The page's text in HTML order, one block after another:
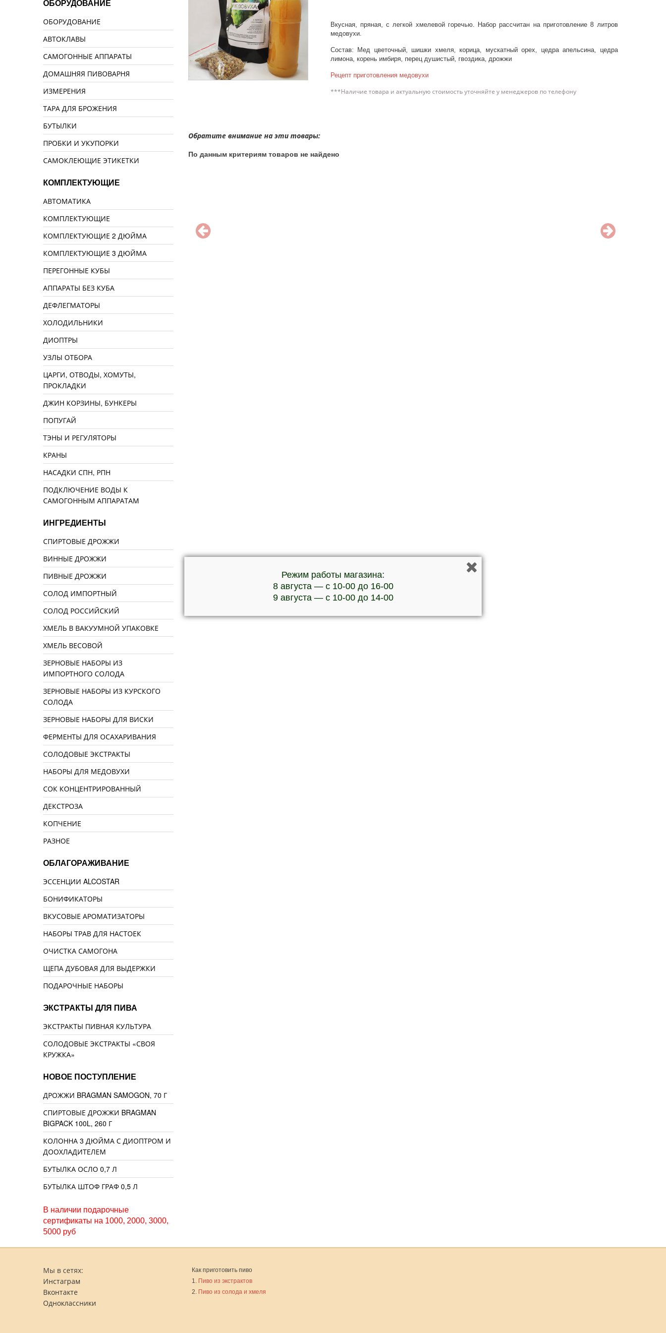
Вкусная, пряная, с легкой хмелевой горечью. Набор рассчитан на приготовление 8 литров
медовухи.
Состав: Мед цветочный, шишки хмеля, корица, мускатный орех, цедра апельсина, цедра
лимона, корень имбиря, перец душистый, гвоздика, дрожжи
Рецепт приготовления медовухи
***Наличие товара и актуальную стоимость уточняйте у менеджеров по телефону
Обратите внимание на эти товары:
По данным критериям товаров не найдено
ОБОРУДОВАНИЕ
ОБОРУДОВАНИЕ
АВТОКЛАВЫ
САМОГОННЫЕ АППАРАТЫ
ДОМАШНЯЯ ПИВОВАРНЯ
ИЗМЕРЕНИЯ
ТАРА ДЛЯ БРОЖЕНИЯ
БУТЫЛКИ
ПРОБКИ И УКУПОРКИ
САМОКЛЕЮЩИЕ ЭТИКЕТКИ
КОМПЛЕКТУЮЩИЕ
АВТОМАТИКА
КОМПЛЕКТУЮЩИЕ
КОМПЛЕКТУЮЩИЕ 2 ДЮЙМА
КОМПЛЕКТУЮЩИЕ 3 ДЮЙМА
ПЕРЕГОННЫЕ КУБЫ
АППАРАТЫ БЕЗ КУБА
ДЕФЛЕГМАТОРЫ
ХОЛОДИЛЬНИКИ
ДИОПТРЫ
УЗЛЫ ОТБОРА
ЦАРГИ, ОТВОДЫ, ХОМУТЫ,
ПРОКЛАДКИ
ДЖИН КОРЗИНЫ, БУНКЕРЫ
ПОПУГАЙ
ТЭНЫ И РЕГУЛЯТОРЫ
КРАНЫ
НАСАДКИ СПН, РПН
ПОДКЛЮЧЕНИЕ ВОДЫ К
САМОГОННЫМ АППАРАТАМ
ИНГРЕДИЕНТЫ
СПИРТОВЫЕ ДРОЖЖИ
ВИННЫЕ ДРОЖЖИ
ПИВНЫЕ ДРОЖЖИ
СОЛОД ИМПОРТНЫЙ
СОЛОД РОССИЙСКИЙ
ХМЕЛЬ В ВАКУУМНОЙ УПАКОВКЕ
ХМЕЛЬ ВЕСОВОЙ
ЗЕРНОВЫЕ НАБОРЫ ИЗ
ИМПОРТНОГО СОЛОДА
ЗЕРНОВЫЕ НАБОРЫ ИЗ КУРСКОГО
СОЛОДА
ЗЕРНОВЫЕ НАБОРЫ ДЛЯ ВИСКИ
ФЕРМЕНТЫ ДЛЯ ОСАХАРИВАНИЯ
СОЛОДОВЫЕ ЭКСТРАКТЫ
НАБОРЫ ДЛЯ МЕДОВУХИ
СОК КОНЦЕНТРИРОВАННЫЙ
ДЕКСТРОЗА
КОПЧЕНИЕ
РАЗНОЕ
ОБЛАГОРАЖИВАНИЕ
ЭССЕНЦИИ ALCOSTAR
БОНИФИКАТОРЫ
ВКУСОВЫЕ АРОМАТИЗАТОРЫ
НАБОРЫ ТРАВ ДЛЯ НАСТОЕК
ОЧИСТКА САМОГОНА
ЩЕПА ДУБОВАЯ ДЛЯ ВЫДЕРЖКИ
ПОДАРОЧНЫЕ НАБОРЫ
ЭКСТРАКТЫ ДЛЯ ПИВА
ЭКСТРАКТЫ ПИВНАЯ КУЛЬТУРА
СОЛОДОВЫЕ ЭКСТРАКТЫ «СВОЯ
КРУЖКА»
НОВОЕ ПОСТУПЛЕНИЕ
ДРОЖЖИ BRAGMAN SAMOGON, 70 Г
СПИРТОВЫЕ ДРОЖЖИ BRAGMAN
BIGPACK 100L, 260 Г
КОЛОННА 3 ДЮЙМА С ДИОПТРОМ И
ДООХЛАДИТЕЛЕМ
БУТЫЛКА ОСЛО 0,7 Л
БУТЫЛКА ШТОФ ГРАФ 0,5 Л
В наличии подарочные
сертификаты на 1000, 2000, 3000,
5000 руб
Мы в сетях:
Инстаграм
Вконтакте
Одноклассники
Как приготовить пиво
1. Пиво из экстрактов
2. Пиво из солода и хмеля
Режим работы магазина:
8 августа — с 10-00 до 16-00
9 августа — с 10-00 до 14-00